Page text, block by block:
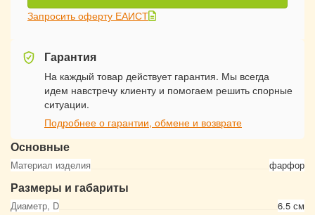
Основные
Материал изделия фарфор
Размеры и габариты
Диаметр, D
6.5 см
Запросить оферту ЕАИСТ
Гарантия
На каждый товар действует гарантия. Мы всегда
идем навстречу клиенту и помогаем решить спорные
ситуации.
Подробнее о гарантии, обмене и возврате